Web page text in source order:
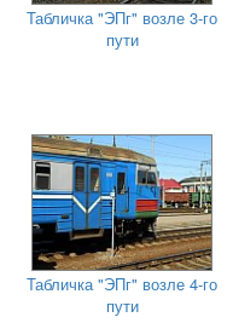
Табличка "ЭПг" возле 3-го
пути
Табличка "ЭПг" возле 4-го
пути